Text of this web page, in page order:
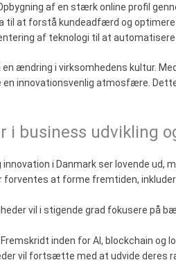
af en stærk online profil
til at forstå kundeadfærd og
af teknologi til at
ændring i virksomhedens kultur.
innovationsvenlig atmosfære.
i business udvikling
i Danmark ser lovende ud,
forventes at forme fremtiden,
vil i stigende grad fokusere på
Fremskridt inden for AI, blockchain og
vil fortsætte med at udvide deres